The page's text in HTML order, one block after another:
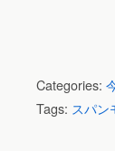
Categories:
Tags: スパン